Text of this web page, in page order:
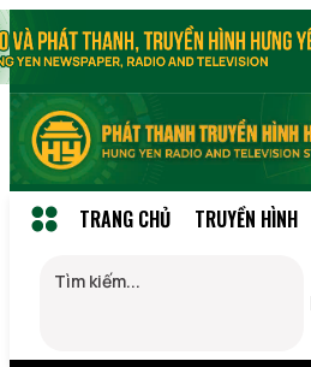
TRANG CHỦ TRUYỀN HÌNH